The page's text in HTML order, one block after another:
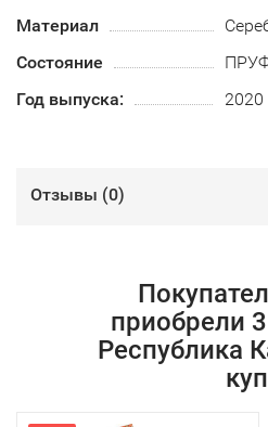
Материал
Состояние
Год выпуска:
2020
Отзывы (0)
приобрели
Республика